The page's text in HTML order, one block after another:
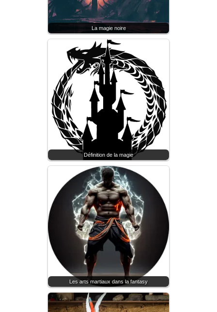
La magie noire
Définition de la magie
Les arts martiaux dans la fantasy